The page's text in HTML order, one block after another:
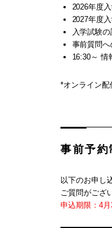
2026年度
2027年度
入学試験
事前質問
16:30～ 情
*オンライン配
事前予約
以下のお申し
ご質問がござ
申込期限：4